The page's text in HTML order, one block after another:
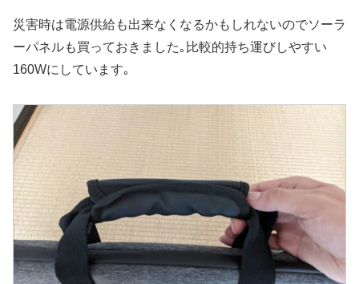
災害時は電源供給も出来なくなるかもしれないのでソーラ
ーパネルも買っておきました｡比較的持ち運びしやすい
160Wにしています｡